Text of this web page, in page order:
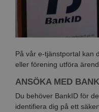
På vår e-tjänstportal kan
eller förening utföra
ANSÖKA MED
Du behöver BankID för
identifiera dig på ett